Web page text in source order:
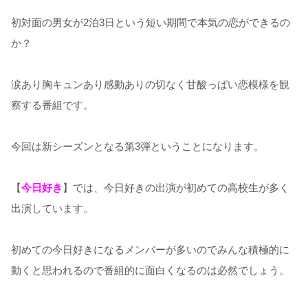
初対面の男女が2泊3日という短い期間で本気の恋ができるの
か？
涙あり胸キュンあり感動ありの切なく甘酸っぱい恋模様を観
察する番組です。
今回は新シーズンとなる第3弾ということになります。
【今日好き 】では、今日好きの出演が初めての高校生が多く
出演しています。
初めての今日好きになるメンバーが多いのでみんな積極的に
動くと思われるので番組的に面白くなるのは必然でしょう。